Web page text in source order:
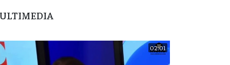
02:01